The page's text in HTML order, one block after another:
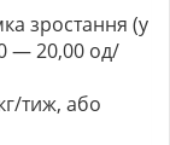
зростання (у
— 20,00 од/
тиж, або